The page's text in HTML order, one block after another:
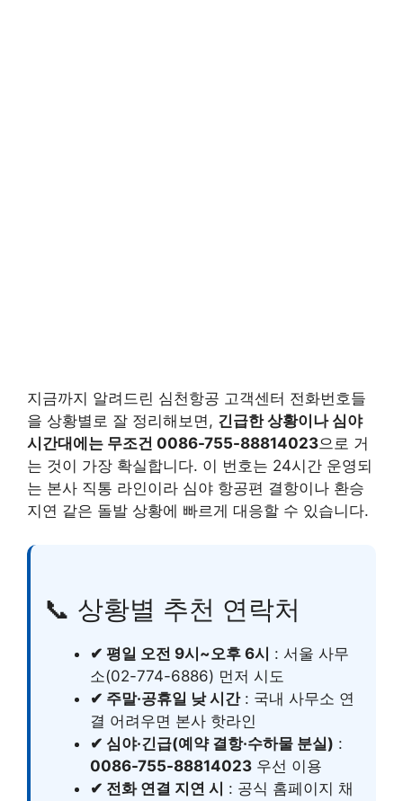
지금까지 알려드린 심천항공 고객센터 전화번호들
을 상황별로 잘 정리해보면, 긴급한 상황이나 심야
시간대에는 무조건 0086-755-88814023으로 거
는 것이 가장 확실합니다. 이 번호는 24시간 운영되
는 본사 직통 라인이라 심야 항공편 결항이나 환승
지연 같은 돌발 상황에 빠르게 대응할 수 있습니다.
📞 상황별 추천 연락처
✔ 평일 오전 9시~오후 6시 : 서울 사무
소(02-774-6886) 먼저 시도
✔ 주말·공휴일 낮 시간: 국내 사무소 연
결 어려우면 본사 핫라인
✔ 심야·긴급(예약 결항·수하물 분실) :
0086-755-88814023 우선 이용
✔ 전화 연결 지연 시 : 공식 홈페이지 채